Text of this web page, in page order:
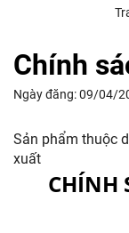
Chính
Ngày đăng:09/04/
Sản phẩm thuộc
xuất
CHÍNH